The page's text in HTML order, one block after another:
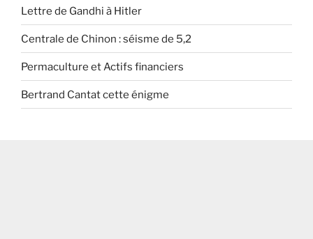
Lettre de Gandhi à Hitler
Centrale de Chinon : séisme de 5,2
Permaculture et Actifs financiers
Bertrand Cantat cette énigme